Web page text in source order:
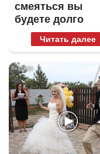
смеяться вы
будете долго
Читать далее